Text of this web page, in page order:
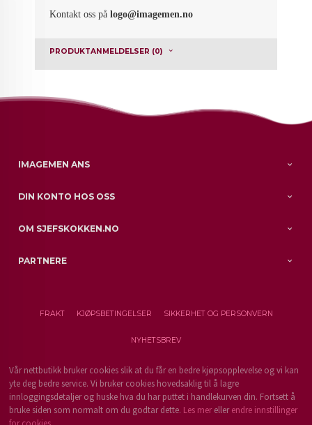
Kontakt oss pålogo@imagemen.no
PRODUKTANMELDELSER (0)
IMAGEMEN ANS
DIN KONTO HOS OSS
OM SJEFSKOKKEN.NO
PARTNERE
FRAKT KJØPSBETINGELSER SIKKERHET OG PERSONVERN
NYHETSBREV
Vår nettbutikk bruker cookies slik at du får en bedre kjøpsopplevelse og vi kan
yte deg bedre service. Vi bruker cookies hovedsaklig til å lagre
innloggingsdetaljer og huske hva du har puttet i handlekurven din. Fortsett å
bruke siden som normalt om du godtar dette. Les mer ellerendre innstillinger